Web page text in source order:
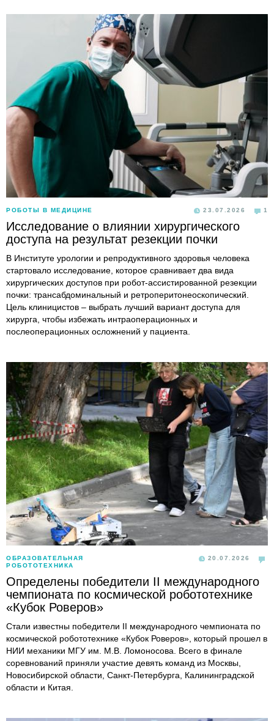
РОБОТЫ В МЕДИЦИНЕ 23.07.2026 1
Исследование о влиянии хирургического
доступа на результат резекции почки
В Институте урологии и репродуктивного здоровья человека
стартовало исследование, которое сравнивает два вида
хирургических доступов при робот-ассистированной резекции
почки: трансабдоминальный и ретроперитонеоскопический.
Цель клиницистов – выбрать лучший вариант доступа для
хирурга, чтобы избежать интраоперационных и
послеоперационных осложнений у пациента.
ОБРАЗОВАТЕЛЬНАЯ
РОБОТОТЕХНИКА
20.07.2026
Определены победители II международного
чемпионата по космической робототехнике
«Кубок Роверов»
Стали известны победители II международного чемпионата по
космической робототехнике «Кубок Роверов», который прошел в
НИИ механики МГУ им. М.В. Ломоносова. Всего в финале
соревнований приняли участие девять команд из Москвы,
Новосибирской области, Санкт-Петербурга, Калининградской
области и Китая.